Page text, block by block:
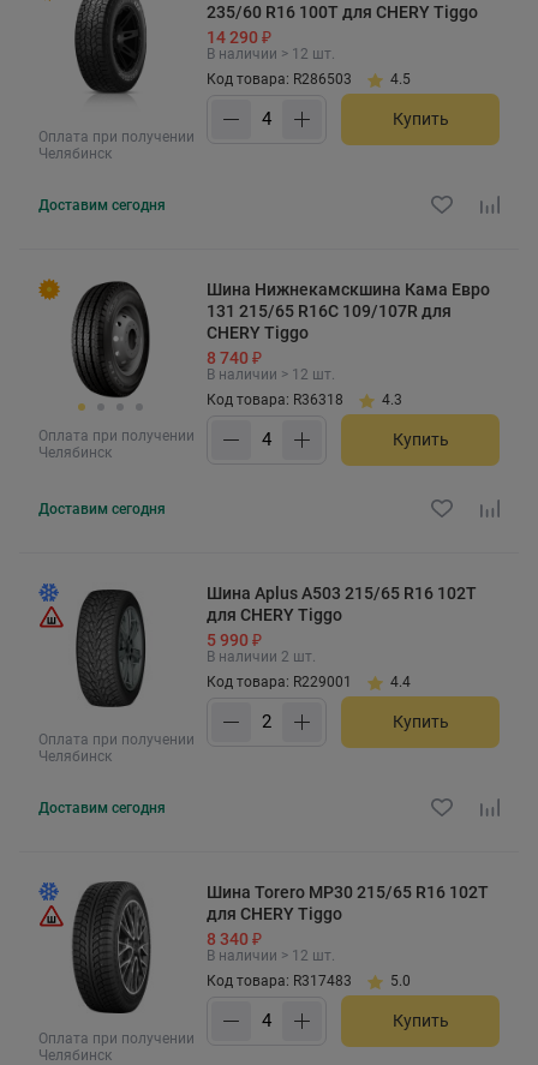
Оплата при получении
Челябинск
235/60 R16 100T для CHERY Tiggo
14 290 ₽
В наличии > 12 шт.
Код товара: R286503
4.5
Купить
Доставим сегодня
Оплата при получении
Челябинск
Шина Нижнекамскшина Кама Евро
131 215/65 R16C 109/107R для
CHERY Tiggo
8 740 ₽
В наличии > 12 шт.
Код товара: R36318
4.3
Купить
Доставим сегодня
Оплата при получении
Челябинск
Шина Aplus A503 215/65 R16 102T
для CHERY Tiggo
5 990 ₽
В наличии 2 шт.
Код товара: R229001
4.4
Купить
Доставим сегодня
Оплата при получении
Челябинск
Шина Torero MP30 215/65 R16 102T
для CHERY Tiggo
8 340 ₽
В наличии > 12 шт.
Код товара: R317483
5.0
Купить